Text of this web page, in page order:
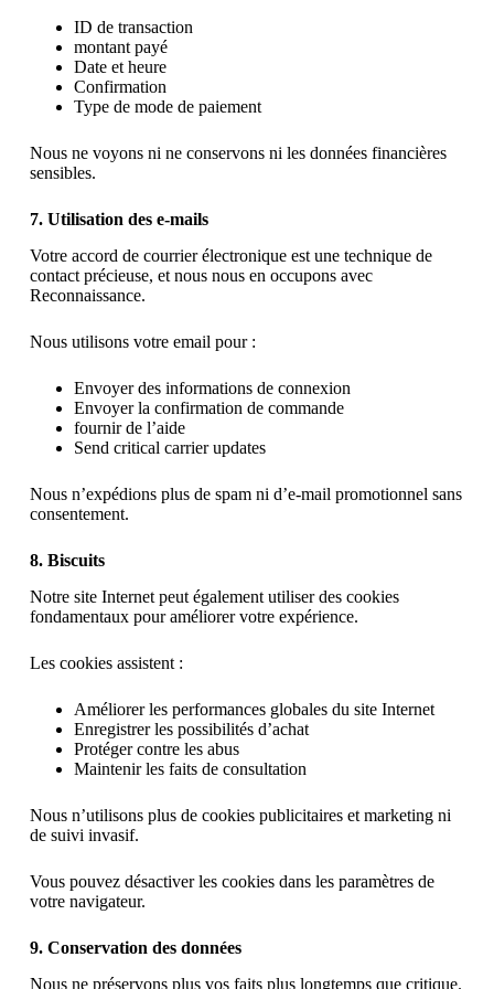
ID de transaction
montant payé
Date et heure
Confirmation
Type de mode de paiement
Nous ne voyons ni ne conservons ni les données financières
sensibles.
7. Utilisation des e-mails
Votre accord de courrier électronique est une technique de
contact précieuse, et nous nous en occupons avec
Reconnaissance.
Nous utilisons votre email pour :
Envoyer des informations de connexion
Envoyer la confirmation de commande
fournir de l’aide
Send critical carrier updates
Nous n’expédions plus de spam ni d’e-mail promotionnel sans
consentement.
8. Biscuits
Notre site Internet peut également utiliser des cookies
fondamentaux pour améliorer votre expérience.
Les cookies assistent :
Améliorer les performances globales du site Internet
Enregistrer les possibilités d’achat
Protéger contre les abus
Maintenir les faits de consultation
Nous n’utilisons plus de cookies publicitaires et marketing ni
de suivi invasif.
Vous pouvez désactiver les cookies dans les paramètres de
votre navigateur.
9. Conservation des données
Nous ne préservons plus vos faits plus longtemps que critique.